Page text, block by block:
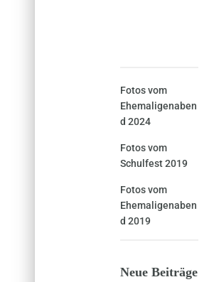
Fotos vom
Ehemaligenaben
d 2024
Fotos vom
Schulfest 2019
Fotos vom
Ehemaligenaben
d 2019
Neue Beiträge